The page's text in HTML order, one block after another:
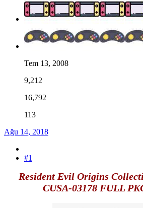
Tem 13, 2008
9,212
16,792
113
Ağu 14, 2018
#1
Resident Evil Origins
CUSA-03178 FULL